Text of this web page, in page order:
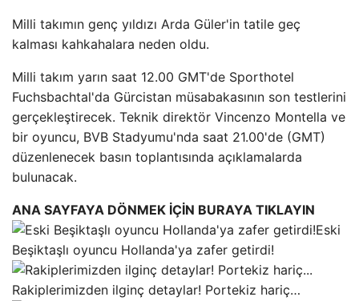
Milli takımın genç yıldızı Arda Güler'in tatile geç
kalması kahkahalara neden oldu.
Milli takım yarın saat 12.00 GMT'de Sporthotel
Fuchsbachtal'da Gürcistan müsabakasının son testlerini
gerçekleştirecek. Teknik direktör Vincenzo Montella ve
bir oyuncu, BVB Stadyumu'nda saat 21.00'de (GMT)
düzenlenecek basın toplantısında açıklamalarda
bulunacak.
ANA SAYFAYA DÖNMEK İÇİN BURAYA TIKLAYIN
Eski
Beşiktaşlı oyuncu Hollanda'ya zafer getirdi!
Rakiplerimizden ilginç detaylar! Portekiz hariç…